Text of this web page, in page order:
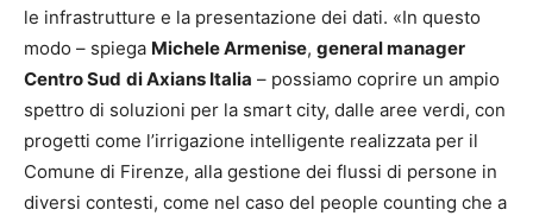
le infrastrutture e la presentazione dei dati. «In questo
modo – spiega Michele Armenise, general manager
Centro Sud di Axians Italia – possiamo coprire un ampio
spettro di soluzioni per la smart city, dalle aree verdi, con
progetti come l’irrigazione intelligente realizzata per il
Comune di Firenze, alla gestione dei flussi di persone in
diversi contesti, come nel caso del people counting che a